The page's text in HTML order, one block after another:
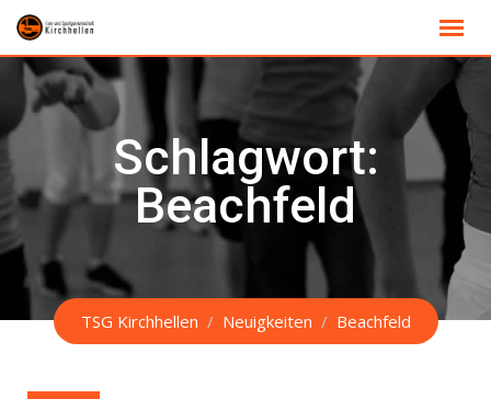
Skip
content
Schlagwort:
Beachfeld
TSG Kirchhellen / Neuigkeiten / Beachfeld